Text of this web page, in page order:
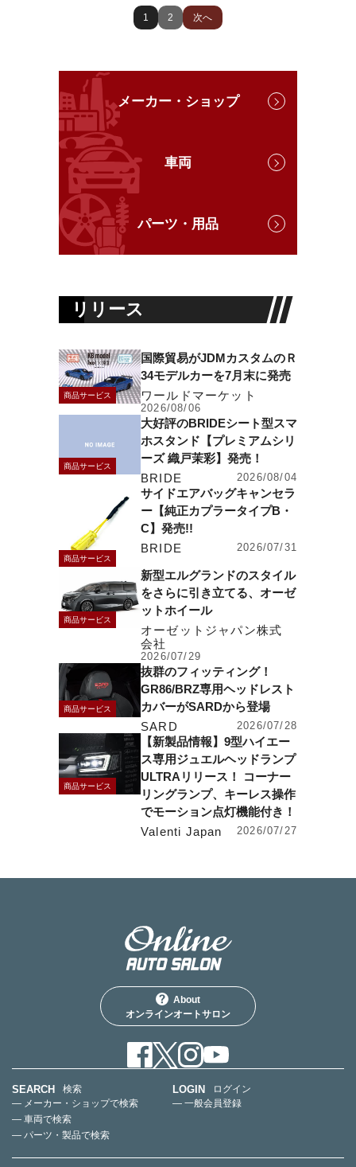
1 2 次へ
メーカー・ショップ
車両
パーツ・用品
リリース
商品サービス
国際貿易がJDMカスタムのＲ
34モデルカーを7月末に発売
ワールドマーケット
2026/08/06
商品サービス
大好評のBRIDEシート型スマ
ホスタンド【プレミアムシリ
ーズ 織戸茉彩】発売！
BRIDE
2026/08/04
商品サービス
サイドエアバッグキャンセラ
ー【純正カプラータイプB・
C】発売!!
BRIDE
2026/07/31
商品サービス
新型エルグランドのスタイル
をさらに引き立てる、オーゼ
ットホイール
オーゼットジャパン株式
会社
2026/07/29
商品サービス
抜群のフィッティング！
GR86/BRZ専用ヘッドレスト
カバーがSARDから登場
SARD
2026/07/28
商品サービス
【新製品情報】9型ハイエー
ス専用ジュエルヘッドランプ
ULTRAリリース！ コーナー
リングランプ、キーレス操作
でモーション点灯機能付き！
Valenti Japan
2026/07/27
About
オンラインオートサロン
SEARCH
検索
— メーカー・ショップで検索
— 車両で検索
— パーツ・製品で検索
LOGIN
ログイン
— 一般会員登録